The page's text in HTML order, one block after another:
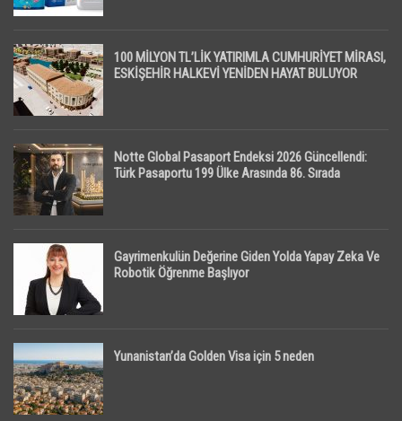
100 MİLYON TL’LİK YATIRIMLA CUMHURİYET MİRASI,
ESKİŞEHİR HALKEVİ YENİDEN HAYAT BULUYOR
Notte Global Pasaport Endeksi 2026 Güncellendi:
Türk Pasaportu 199 Ülke Arasında 86. Sırada
Gayrimenkulün Değerine Giden Yolda Yapay Zeka Ve
Robotik Öğrenme Başlıyor
Yunanistan’da Golden Visa için 5 neden